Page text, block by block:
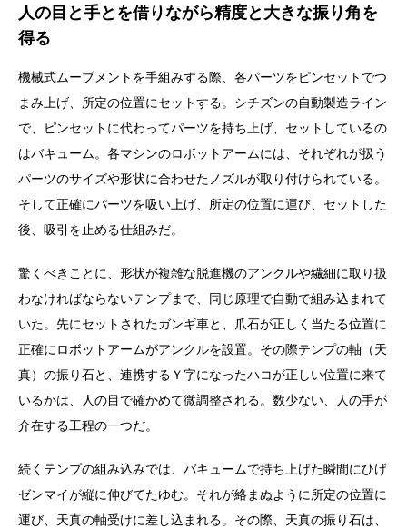
人の目と手とを借りながら精度と大きな振り角を
得る
機械式ムーブメントを手組みする際、各パーツをピンセットでつ
まみ上げ、所定の位置にセットする。シチズンの自動製造ライン
で、ピンセットに代わってパーツを持ち上げ、セットしているの
はバキューム。各マシンのロボットアームには、それぞれが扱う
パーツのサイズや形状に合わせたノズルが取り付けられている。
そして正確にパーツを吸い上げ、所定の位置に運び、セットした
後、吸引を止める仕組みだ。
驚くべきことに、形状が複雑な脱進機のアンクルや繊細に取り扱
わなければならないテンプまで、同じ原理で自動で組み込まれて
いた。先にセットされたガンギ車と、爪石が正しく当たる位置に
正確にロボットアームがアンクルを設置。その際テンプの軸（天
真）の振り石と、連携するＹ字になったハコが正しい位置に来て
いるかは、人の目で確かめて微調整される。数少ない、人の手が
介在する工程の一つだ。
続くテンプの組み込みでは、バキュームで持ち上げた瞬間にひげ
ゼンマイが縦に伸びてたゆむ。それが絡まぬように所定の位置に
運び、天真の軸受けに差し込まれる。その際、天真の振り石は、